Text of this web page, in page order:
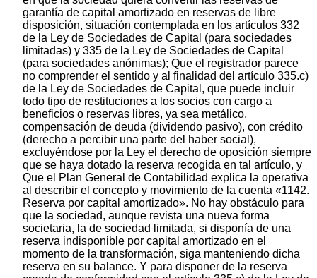
garantía de capital amortizado en reservas de libre
disposición, situación contemplada en los artículos 332
de la Ley de Sociedades de Capital (para sociedades
limitadas) y 335 de la Ley de Sociedades de Capital
(para sociedades anónimas); Que el registrador parece
no comprender el sentido y al finalidad del artículo 335.c)
de la Ley de Sociedades de Capital, que puede incluir
todo tipo de restituciones a los socios con cargo a
beneficios o reservas libres, ya sea metálico,
compensación de deuda (dividendo pasivo), con crédito
(derecho a percibir una parte del haber social),
excluyéndose por la Ley el derecho de oposición siempre
que se haya dotado la reserva recogida en tal artículo, y
Que el Plan General de Contabilidad explica la operativa
al describir el concepto y movimiento de la cuenta «1142.
Reserva por capital amortizado». No hay obstáculo para
que la sociedad, aunque revista una nueva forma
societaria, la de sociedad limitada, si disponía de una
reserva indisponible por capital amortizado en el
momento de la transformación, siga manteniendo dicha
reserva en su balance. Y para disponer de la reserva